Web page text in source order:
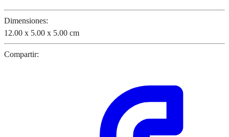
Dimensiones:
12.00 x 5.00 x 5.00 cm
Compartir: